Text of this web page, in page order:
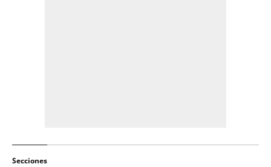
Secciones